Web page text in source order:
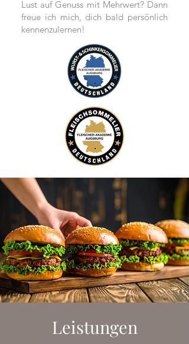
Lust auf Genuss mit Mehrwert? Dann
freue ich mich, dich bald persönlich
kennenzulernen!
Leistungen